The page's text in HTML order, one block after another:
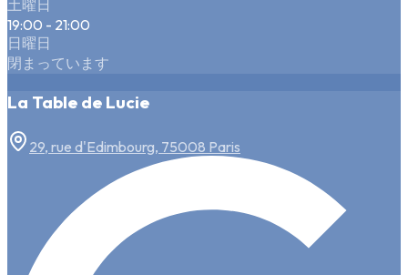
土曜日
19:00 - 21:00
日曜日
閉まっています
La Table de Lucie
29, rue d'Edimbourg, 75008 Paris